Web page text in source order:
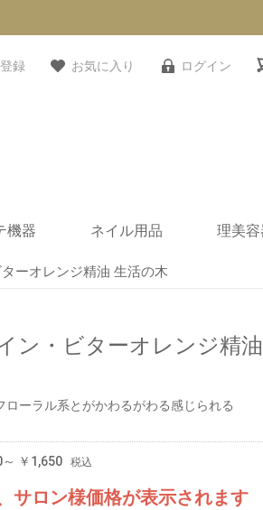
録 お気に入り ログイン
機器
ウナ
ット
チーマー
顔器
リング機器
ンワックス
外線ランプ
ォーマー
毒器
ゴン
ツール
ネイル用品
ネイルテーブル・デス
ネイル備品
ネイルスツール・ネイ
ネイルワゴン
ネイルユニフォーム
ネイルテーブル用シー
衛生機器
ネイル小物
理美
ーオレンジ精油 生活の木
ン・ビターオレンジ精
ローラル系とがかわるがわる感じられる
～ ￥1,650 税込
サロン様価格が表示されます